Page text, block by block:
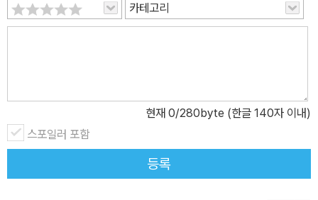
카테고리
현재 0/280byte (한글 140자 이내)
스포일러 포함
등록